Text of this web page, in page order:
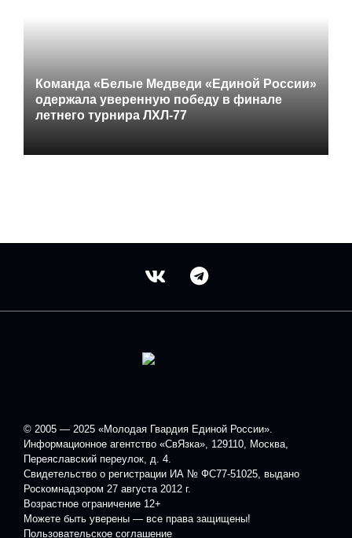
Команда «Белые Медведи «Единой России»
одержала уверенную победу в финале
летнего турнира ЛХЛ-77
© 2005 — 2025 «Молодая Гвардия Единой России».
Информационное агентство «СвЯзка», 129110, Москва,
Переяславский переулок, д. 4.
Свидетельство о регистрации ИА № ФС77-51025, выдано
Роскомнадзором 27 августа 2012 г.
Возрастное ограничение 12+
Можете быть уверены — все права защищены!
Пользовательское соглашение